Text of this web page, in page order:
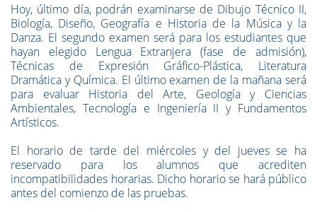
Hoy, último día, podrán examinarse de Dibujo Técnico II,
Biología, Diseño, Geografía e Historia de la Música y la
Danza. El segundo examen será para los estudiantes que
hayan elegido Lengua Extranjera (fase de admisión),
Técnicas de Expresión Gráfico-Plástica, Literatura
Dramática y Química. El último examen de la mañana será
para evaluar Historia del Arte, Geología y Ciencias
Ambientales, Tecnología e Ingeniería II y Fundamentos
Artísticos.
El horario de tarde del miércoles y del jueves se ha
reservado para los alumnos que acrediten
incompatibilidades horarias. Dicho horario se hará público
antes del comienzo de las pruebas.